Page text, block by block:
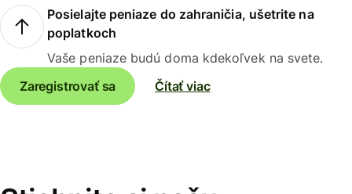
Posielajte peniaze do zahraničia, ušetrite na
poplatkoch
Vaše peniaze budú doma kdekoľvek na svete.
Zaregistrovať sa
Čítať viac